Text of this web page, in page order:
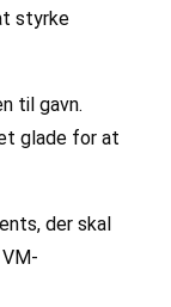
styrke
til gavn.
glade for at
der skal